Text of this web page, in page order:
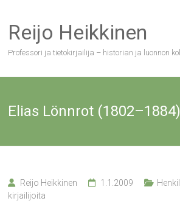
content
Reijo Heikkinen
Professori ja tietokirjailija – historian ja luonnon
Elias Lönnrot (1802–1884)
Reijo Heikkinen 1.1.2009
kirjailijoita